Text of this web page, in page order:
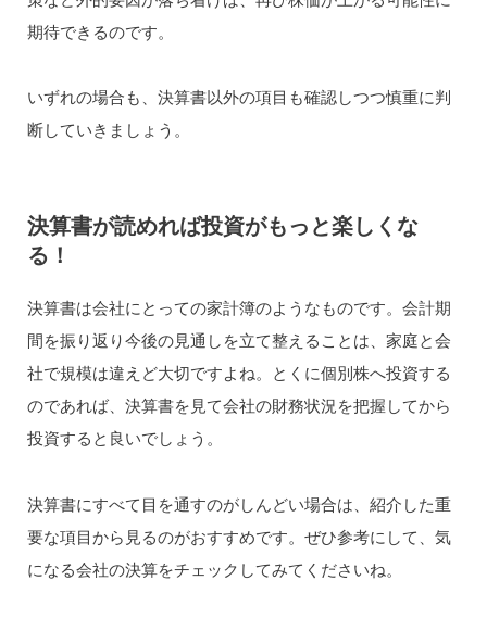
期待できるのです。
いずれの場合も、決算書以外の項目も確認しつつ慎重に判
断していきましょう。
決算書が読めれば投資がもっと楽しくな
る！
決算書は会社にとっての家計簿のようなものです。会計期
間を振り返り今後の見通しを立て整えることは、家庭と会
社で規模は違えど大切ですよね。とくに個別株へ投資する
のであれば、決算書を見て会社の財務状況を把握してから
投資すると良いでしょう。
決算書にすべて目を通すのがしんどい場合は、紹介した重
要な項目から見るのがおすすめです。ぜひ参考にして、気
になる会社の決算をチェックしてみてくださいね。